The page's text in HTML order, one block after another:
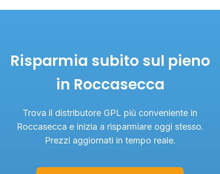
Risparmia subito sul pieno
in Roccasecca
Trova il distributore GPL più conveniente in
Roccasecca e inizia a risparmiare oggi stesso.
Prezzi aggiornati in tempo reale.